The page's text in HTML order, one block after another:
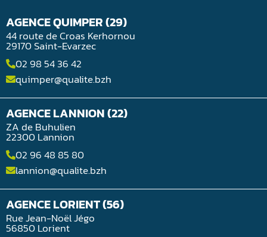
AGENCE QUIMPER (29)
44 route de Croas Kerhornou
29170 Saint-Evarzec
02 98 54 36 42
quimper@qualite.bzh
AGENCE LANNION (22)
ZA de Buhulien
22300 Lannion
02 96 48 85 80
lannion@qualite.bzh
AGENCE LORIENT (56)
Rue Jean-Noël Jégo
56850 Lorient